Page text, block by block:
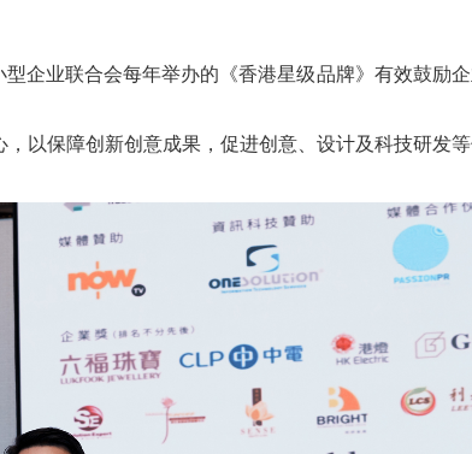
型企业联合会每年举办的《香港星级品牌》有效鼓励
以保障创新创意成果，促进创意、设计及科技研发